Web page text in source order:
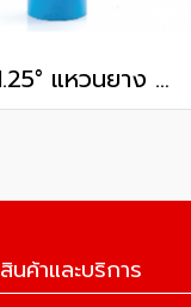
ข้อโค้ง 11.25° แหวนยาง ES1 SCG ขนาด 400 มม. (16 นิ้ว ) ชั้น 13.5
สินค้าและบริการ